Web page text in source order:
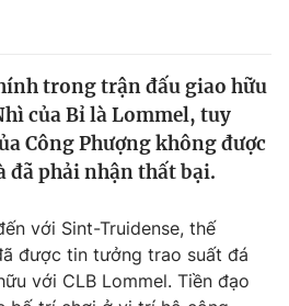
trong trận đấu giao hữu
của Bỉ là Lommel, tuy
Công Phượng không được
đã phải nhận thất bại.
với Sint-Truidense, thế
được tin tưởng trao suất đá
với CLB Lommel. Tiền đạo